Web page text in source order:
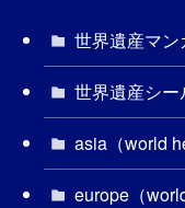
世界遺産マン
世界遺産シー
asia（world
europe（